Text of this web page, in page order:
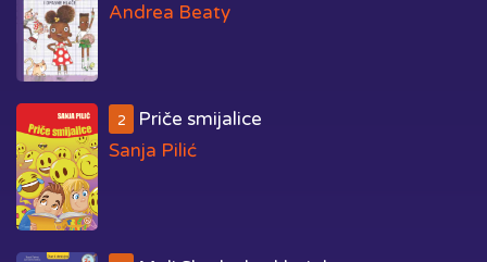
Andrea Beaty
2
Priče smijalice
Sanja Pilić